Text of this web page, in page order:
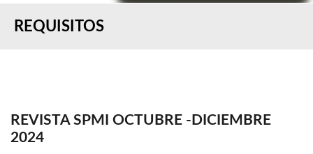
REQUISITOS
REVISTA SPMI OCTUBRE -DICIEMBRE
2024